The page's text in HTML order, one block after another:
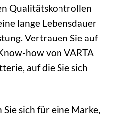
Qualitätskontrollen
lange Lebensdauer
Vertrauen Sie auf
how von VARTA
auf die Sie sich
sich für eine Marke,